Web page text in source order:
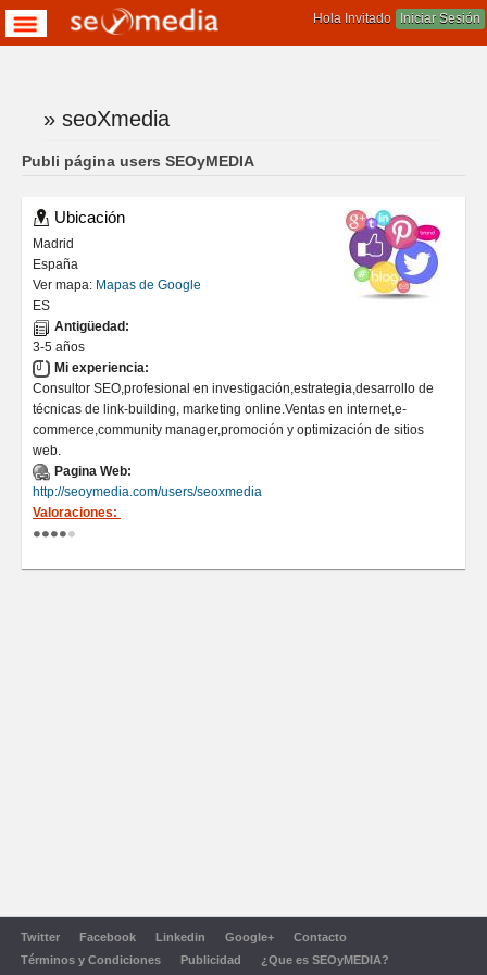
Iniciar Sesión
Hola Invitado
Te encuentras aqui
» seoXmedia
Publi página users SEOyMEDIA
Ubicación
Madrid
España
Ver mapa: Mapas de Google
ES
Antigüedad:
3-5 años
Mi experiencia:
Consultor SEO,profesional en investigación,estrategia,desarrollo de
técnicas de link-building, marketing online.Ventas en internet,e-
commerce,community manager,promoción y optimización de sitios
web.
Pagina Web:
http://seoymedia.com/users/seoxmedia
Valoraciones:
Twitter Facebook Linkedin Google+
Contacto
Términos y Condiciones
Publicidad ¿Que es SEOyMEDIA?